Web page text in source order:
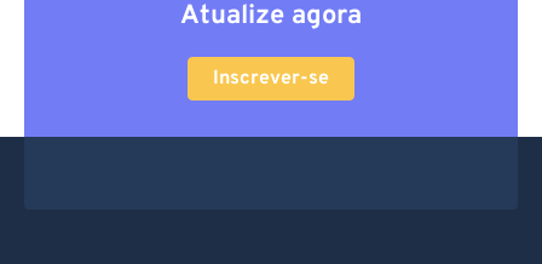
Atualize agora
Inscrever-se